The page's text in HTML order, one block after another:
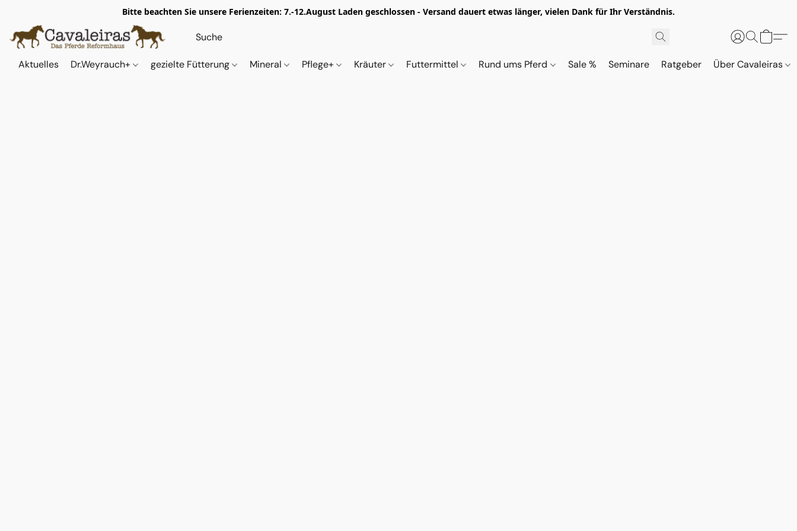
Bitte beachten Sie unsere Ferienzeiten: 7.-12.August Laden geschlossen - Versand dauert etwas länger, vielen Dank für Ihr Verständnis.
Aktuelles Dr.Weyrauch+ gezielte Fütterung Mineral Pflege+ Kräuter Futtermittel Rund ums Pferd Sale % Seminare Ratgeber Über Cavaleiras